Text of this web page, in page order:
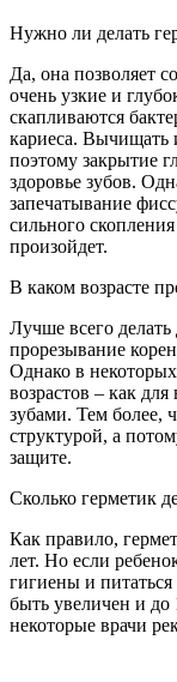
Нужно ли делать
Да, она позволяет
очень узкие и
скапливаются
кариеса. Вычищать
поэтому закрытие
здоровье зубов.
запечатывание
сильного
произойдет.
В каком возрасте
Лучше всего
прорезывание
Однако в
возрастов – как
зубами. Тем более,
структурой, а
защите.
Сколько герметик
Как правило,
лет. Но если
гигиены и
быть увеличен и
некоторые врачи